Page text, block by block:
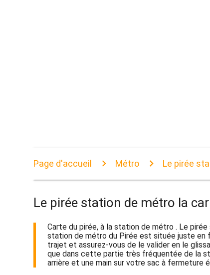
Page d'accueil Métro Le pirée
Le pirée station de métro la
Carte du pirée, à la station de métro . Le
station de métro du Pirée est située juste
trajet et assurez-vous de le valider en le
que dans cette partie très fréquentée de la
arrière et une main sur votre sac à fermeture